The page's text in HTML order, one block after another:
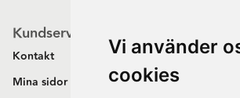
Vi använder
cookies
Kundservice
Kontakt
Mina sidor